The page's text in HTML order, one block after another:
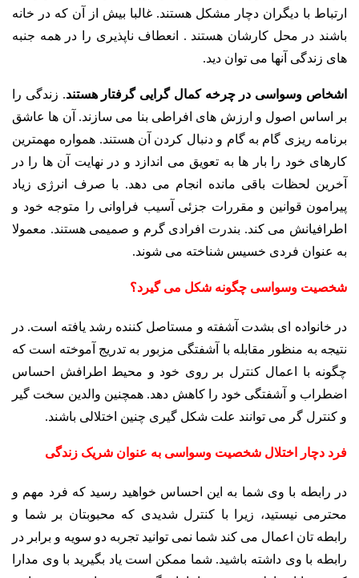
ارتباط با دیگران دچار مشکل هستند. غالبا بیش از آن که در خانه
باشند در محل کارشان هستند . انعطاف ناپذیری را در همه جنبه
های زندگی آنها می توان دید.
اشخاص وسواسی در چرخه کمال گرایی گرفتار هستند. زندگی را
بر اساس اصول و ارزش های افراطی بنا می سازند. آن ها عاشق
برنامه ریزی گام به گام و دنبال کردن آن هستند. همواره مهمترین
کارهای خود را بار ها به تعویق می اندازد و در نهایت آن ها را در
آخرین لحظات باقی مانده انجام می دهد. با صرف انرژی زیاد
پیرامون قوانین و مقررات جزئی آسیب فراوانی را متوجه خود و
اطرافیانش می کند. بندرت افرادی گرم و صمیمی هستند. معمولا
به عنوان فردی خسیس شناخته می شوند.
شخصیت وسواسی چگونه شکل می گیرد؟
در خانواده ای بشدت آشفته و مستاصل کننده رشد یافته است. در
نتیجه به منظور مقابله با آشفتگی مزبور به تدریج آموخته است که
چگونه با اعمال کنترل بر روی خود و محیط اطرافش احساس
اضطراب و آشفتگی خود را کاهش دهد. همچنین والدین سخت گیر
و کنترل گر می توانند علت شکل گیری چنین اختلالی باشند.
فرد دچار اختلال شخصیت وسواسی به عنوان شریک زندگی
در رابطه با وی شما به این احساس خواهید رسید که فرد مهم و
محترمی نیستید، زیرا با کنترل شدیدی که محبوبتان بر شما و
رابطه تان اعمال می کند شما نمی توانید تجربه دو سویه و برابر در
رابطه با وی داشته باشید. شما ممکن است یاد بگیرید با وی مدارا